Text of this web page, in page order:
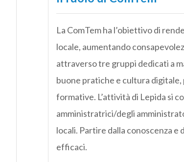
La ComTem ha l’obiettivo di
locale, aumentando
attraverso tre gruppi dedicati a
buone pratiche e cultura
formative. L’attività di Lepida si
amministratrici/degli
locali. Partire dalla conoscenza
efficaci.